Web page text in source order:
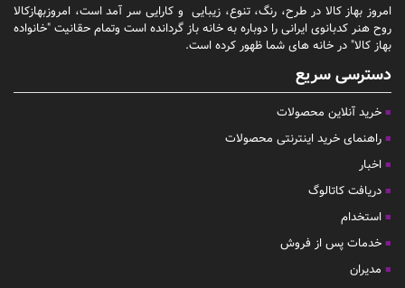
امروز بهاز کالا در طرح، رنگ، تنوع، زیبایی و کارایی سر آمد است، امروزبهازکالا
روح هنر کدبانوی ایرانی را دوباره به خانه باز گردانده است وتمام حقانیت "خانواده
بهاز کالا" در خانه های شما ظهور کرده است.
دسترسی سریع
خرید آنلاین محصولات
راهنمای خرید اینترنتی محصولات
اخبار
دریافت کاتالوگ
استخدام
خدمات پس از فروش
مدیران